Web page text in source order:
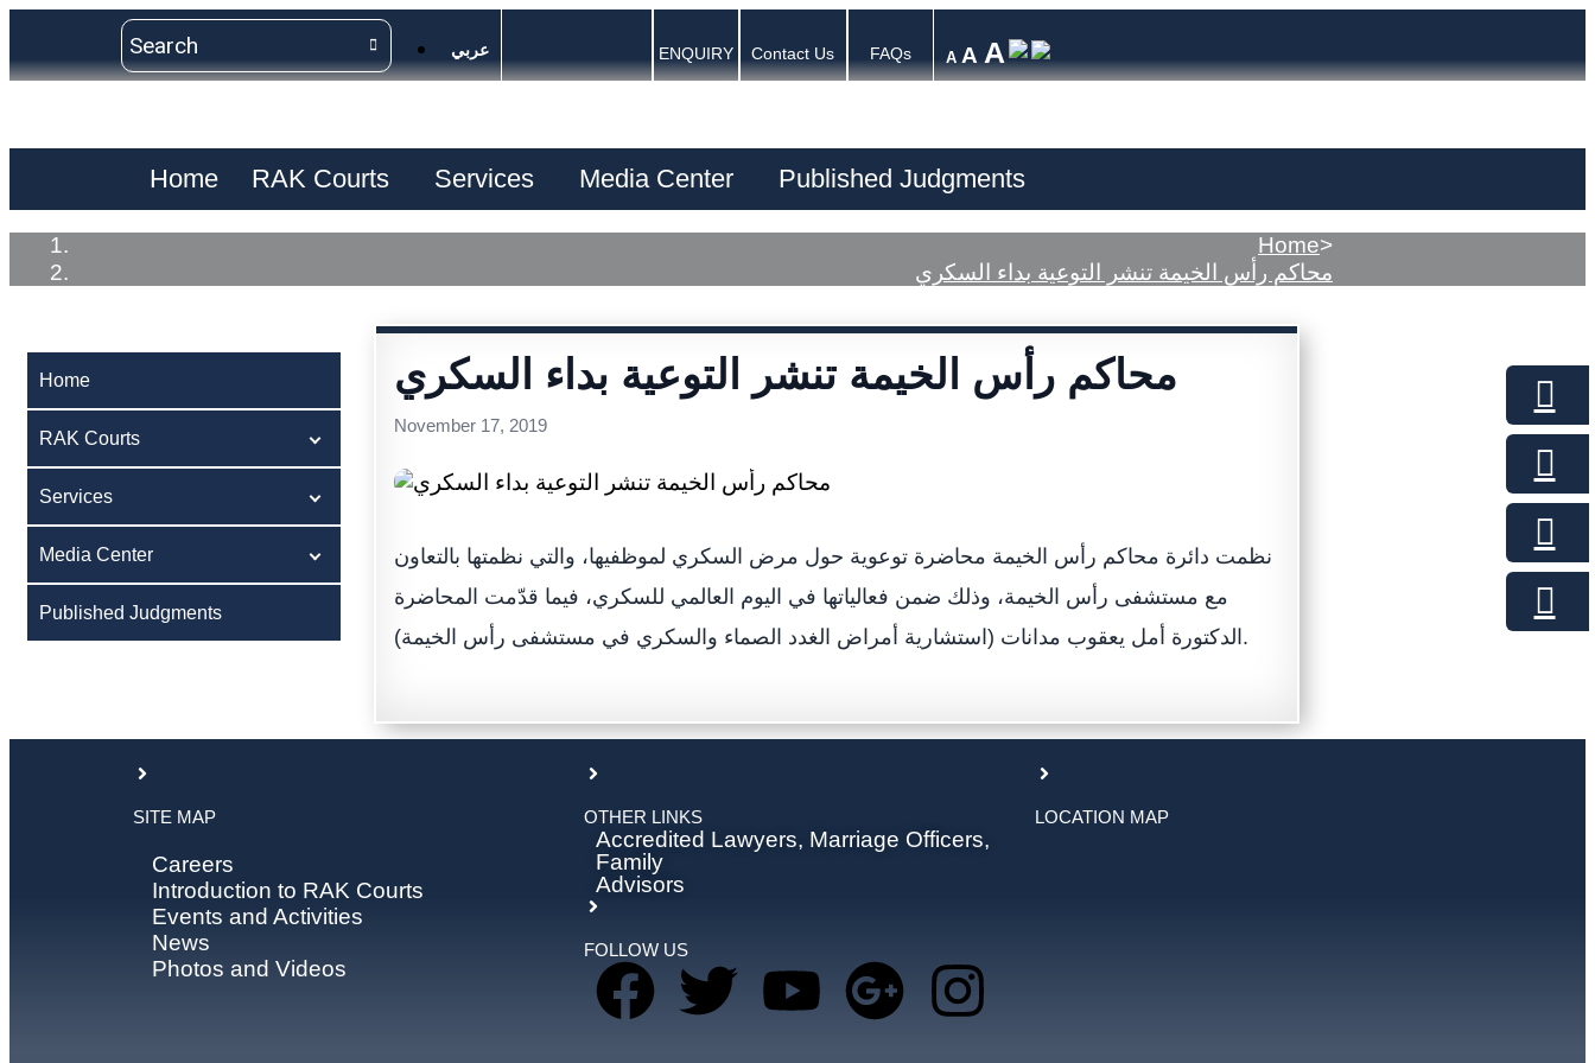
عربي ENQUIRY Contact Us FAQs A A A
Home RAK Courts Services Media Center Published Judgments
Home>
محاكم رأس الخيمة تنشر التوعية بداء السكري
Home
RAK Courts
Services
Media Center
Published Judgments
محاكم رأس الخيمة تنشر التوعية بداء السكري
November 17, 2019
نظمت دائرة محاكم رأس الخيمة محاضرة توعوية حول مرض السكري لموظفيها، والتي نظمتها بالتعاون
مع مستشفى رأس الخيمة، وذلك ضمن فعالياتها في اليوم العالمي للسكري، فيما قدّمت المحاضرة
الدكتورة أمل يعقوب مدانات (استشارية أمراض الغدد الصماء والسكري في مستشفى رأس الخيمة).
SITE MAP
Careers
Introduction to RAK Courts
Events and Activities
News
Photos and Videos
OTHER LINKS
Accredited Lawyers, Marriage Officers,
Family
Advisors
FOLLOW US
LOCATION MAP